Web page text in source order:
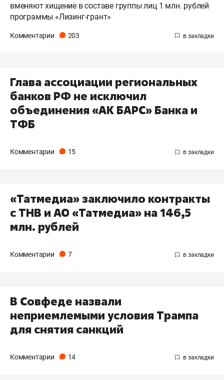
вменяют хищение в составе группы лиц 1 млн. рублей
программы «Лизинг-грант»
Комментарии 203
Глава ассоциации региональных
банков РФ не исключил
объединения «АК БАРС» Банка и
ТФБ
Комментарии 15
​«Татмедиа» заключило контракты
с ТНВ и АО «Татмедиа» на 146,5
млн. рублей
Комментарии 7
В Совфеде назвали
неприемлемыми условия Трампа
для снятия санкций
Комментарии 14